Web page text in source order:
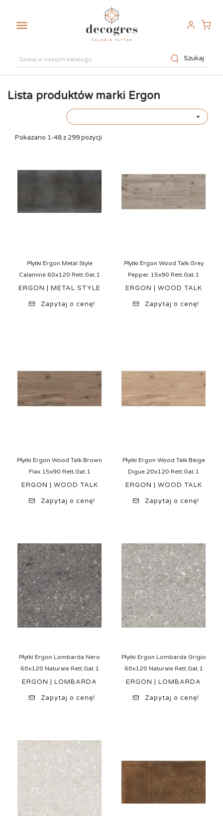

Szukaj
Lista produktów marki Ergon

Pokazano 1-48 z 299 pozycji
Płytki Ergon Metal Style
Calamine 60x120 Rett.Gat.1
ERGON | METAL STYLE
Zapytaj o cenę!
Płytki Ergon Wood Talk Grey
Pepper 15x90 Rett.Gat.1
ERGON | WOOD TALK
Zapytaj o cenę!
Płytki Ergon Wood Talk Brown
Flax 15x90 Rett.Gat.1
ERGON | WOOD TALK
Zapytaj o cenę!
Płytki Ergon Wood Talk Beige
Digue 20x120 Rett.Gat.1
ERGON | WOOD TALK
Zapytaj o cenę!
Płytki Ergon Lombarda Nero
60x120 Naturale Rett.Gat.1
ERGON | LOMBARDA
Zapytaj o cenę!
Płytki Ergon Lombarda Grigio
60x120 Naturale Rett.Gat.1
ERGON | LOMBARDA
Zapytaj o cenę!